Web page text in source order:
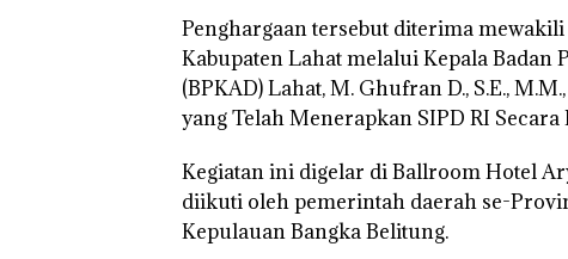
Penghargaan tersebut diterima
Kabupaten Lahat melalui Kepala Badan
(BPKAD) Lahat, M. Ghufran D., S.E.,
yang Telah Menerapkan SIPD RI
Kegiatan ini digelar di Ballroom Hotel
diikuti oleh pemerintah daerah se-
Kepulauan Bangka Belitung.